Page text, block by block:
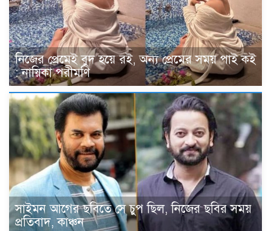
নিজের প্রেমেই বুদ হয়ে রই, অন্য প্রেমের সময় পাই কই
: নায়িকা পরীমণি
সাইমন আগের ছবিতে সে চুপ ছিল, নিজের ছবির সময়
প্রতিবাদ, কাঞ্চন